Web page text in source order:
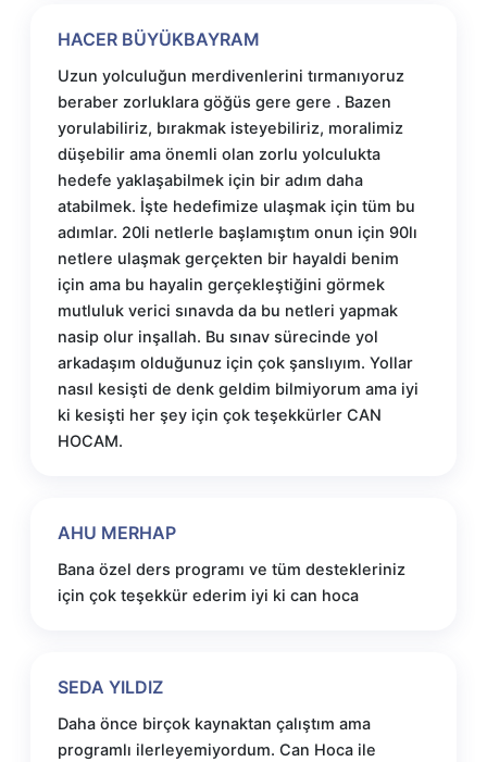
HACER BÜYÜKBAYRAM
Uzun yolculuğun merdivenlerini tırmanıyoruz
beraber zorluklara göğüs gere gere . Bazen
yorulabiliriz, bırakmak isteyebiliriz, moralimiz
düşebilir ama önemli olan zorlu yolculukta
hedefe yaklaşabilmek için bir adım daha
atabilmek. İşte hedefimize ulaşmak için tüm bu
adımlar. 20li netlerle başlamıştım onun için 90lı
netlere ulaşmak gerçekten bir hayaldi benim
için ama bu hayalin gerçekleştiğini görmek
mutluluk verici sınavda da bu netleri yapmak
nasip olur inşallah. Bu sınav sürecinde yol
arkadaşım olduğunuz için çok şanslıyım. Yollar
nasıl kesişti de denk geldim bilmiyorum ama iyi
ki kesişti her şey için çok teşekkürler CAN
HOCAM.
AHU MERHAP
Bana özel ders programı ve tüm destekleriniz
için çok teşekkür ederim iyi ki can hoca
SEDA YILDIZ
Daha önce birçok kaynaktan çalıştım ama
programlı ilerleyemiyordum. Can Hoca ile